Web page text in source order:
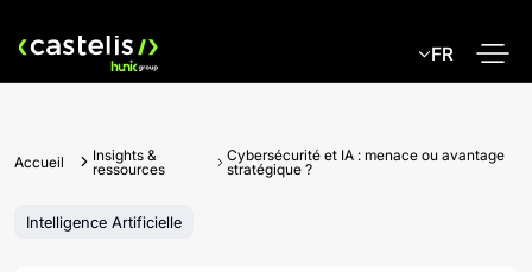
FR
Accueil
Insights &
ressources
Cybersécurité et IA : menace ou avantage
stratégique ?
Intelligence Artificielle